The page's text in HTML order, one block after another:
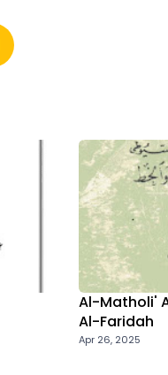
Al-Matholi'
Al-Faridah
Apr 26, 2025